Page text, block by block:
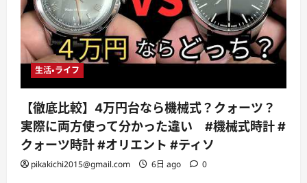
生活・ライフ
【徹底比較】4万円台なら機械式？クォーツ？
実際に両方使って分かった違い #機械式時計 #
クォーツ時計 #オリエント #ティソ
pikakichi2015@gmail.com 6日 ago 0